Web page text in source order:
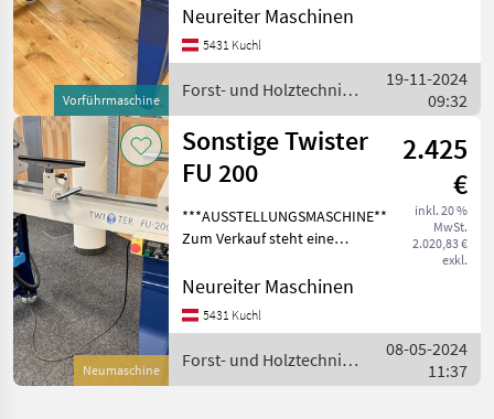
Vorführmaschine
Drechselmeister Stratos FU
Drechselbank,
Spitzenweite von
Neureiter Maschinen
5431 Kuchl
Forst- und Holztechnik
/ Sonstige
19-11-2024
09:32
Neumaschine
Sonstige Twister
FU 200
2.425
€
inkl. 20 %
MwSt.
2.020,83 €
exkl.
***AUSSTELLUNGSMASCHINE***
Zum Verkauf steht eine
Drechselmeister Twister FU
Spitzenweite von 715 mm.
Neureiter Maschinen
5431 Kuchl
Forst- und Holztechnik
/ Sonstige
08-05-2024
11:37